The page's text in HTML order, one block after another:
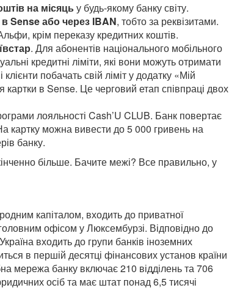
на місяцьу будь-якому банку світу.
в Sense або через IBAN, тобто за реквізитами.
крім переказу кредитних коштів.
. Для абонентів національного мобільного
кредитні ліміти, які вони можуть отримати
побачать свій ліміт у додатку «Мій
в Sense. Це черговий етап співпраці двох
лояльності Cash’U CLUB. Банк повертає
картку можна вивести до 5 000 гривень на
банку.
більше. Бачите межі? Все правильно, у
капіталом, входить до приватної
офісом у Люксембурзі. Відповідно до
входить до групи банків іноземних
в першій десятці фінансових установ країни
мережа банку включає 210 відділень та 706
осіб та має штат понад 6,5 тисячі